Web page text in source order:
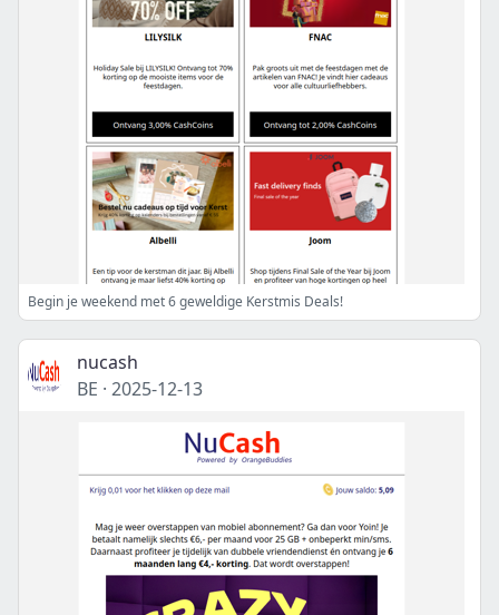
Begin je weekend met 6 geweldige Kerstmis Deals!
nucash
BE · 2025-12-13